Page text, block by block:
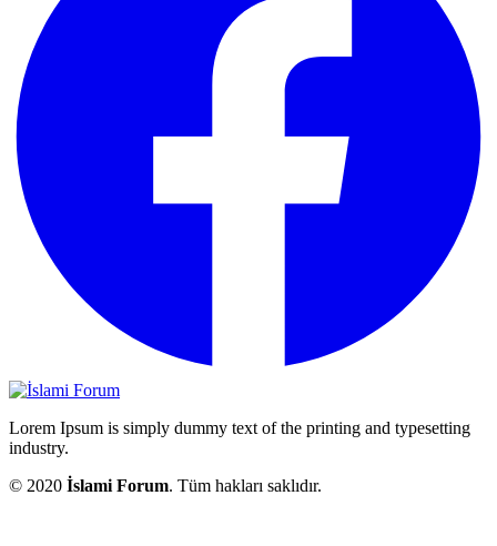
Lorem Ipsum is simply dummy text of the printing and typesetting
industry.
© 2020 İslami Forum. Tüm hakları saklıdır.